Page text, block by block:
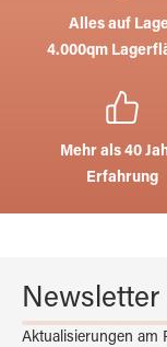
Alles auf
4.000qm
Mehr als 40
Erfahrung
Newsletter
Aktualisierungen am